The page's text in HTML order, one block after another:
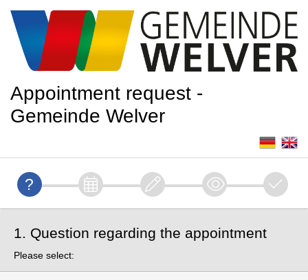
Appointment request -
Gemeinde Welver
1. Question regarding the appointment
Please select: